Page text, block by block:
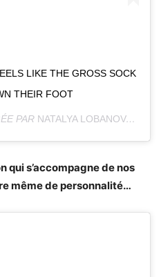
LIKE THE GROSS SOCK
THEIR FOOT
PAR NATALYA LOBANOVA
qui s’accompagne de nos
même de personnalité…